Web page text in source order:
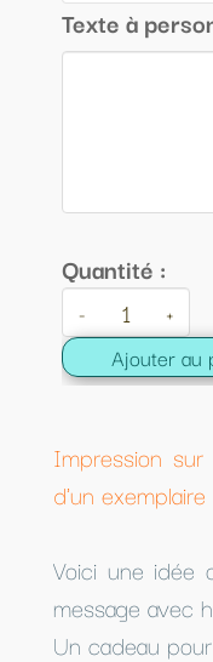
Texte à
Quantité :
- +
Ajouter au
Impression
d'un exemplaire
Voici une idée
message avec
Un cadeau